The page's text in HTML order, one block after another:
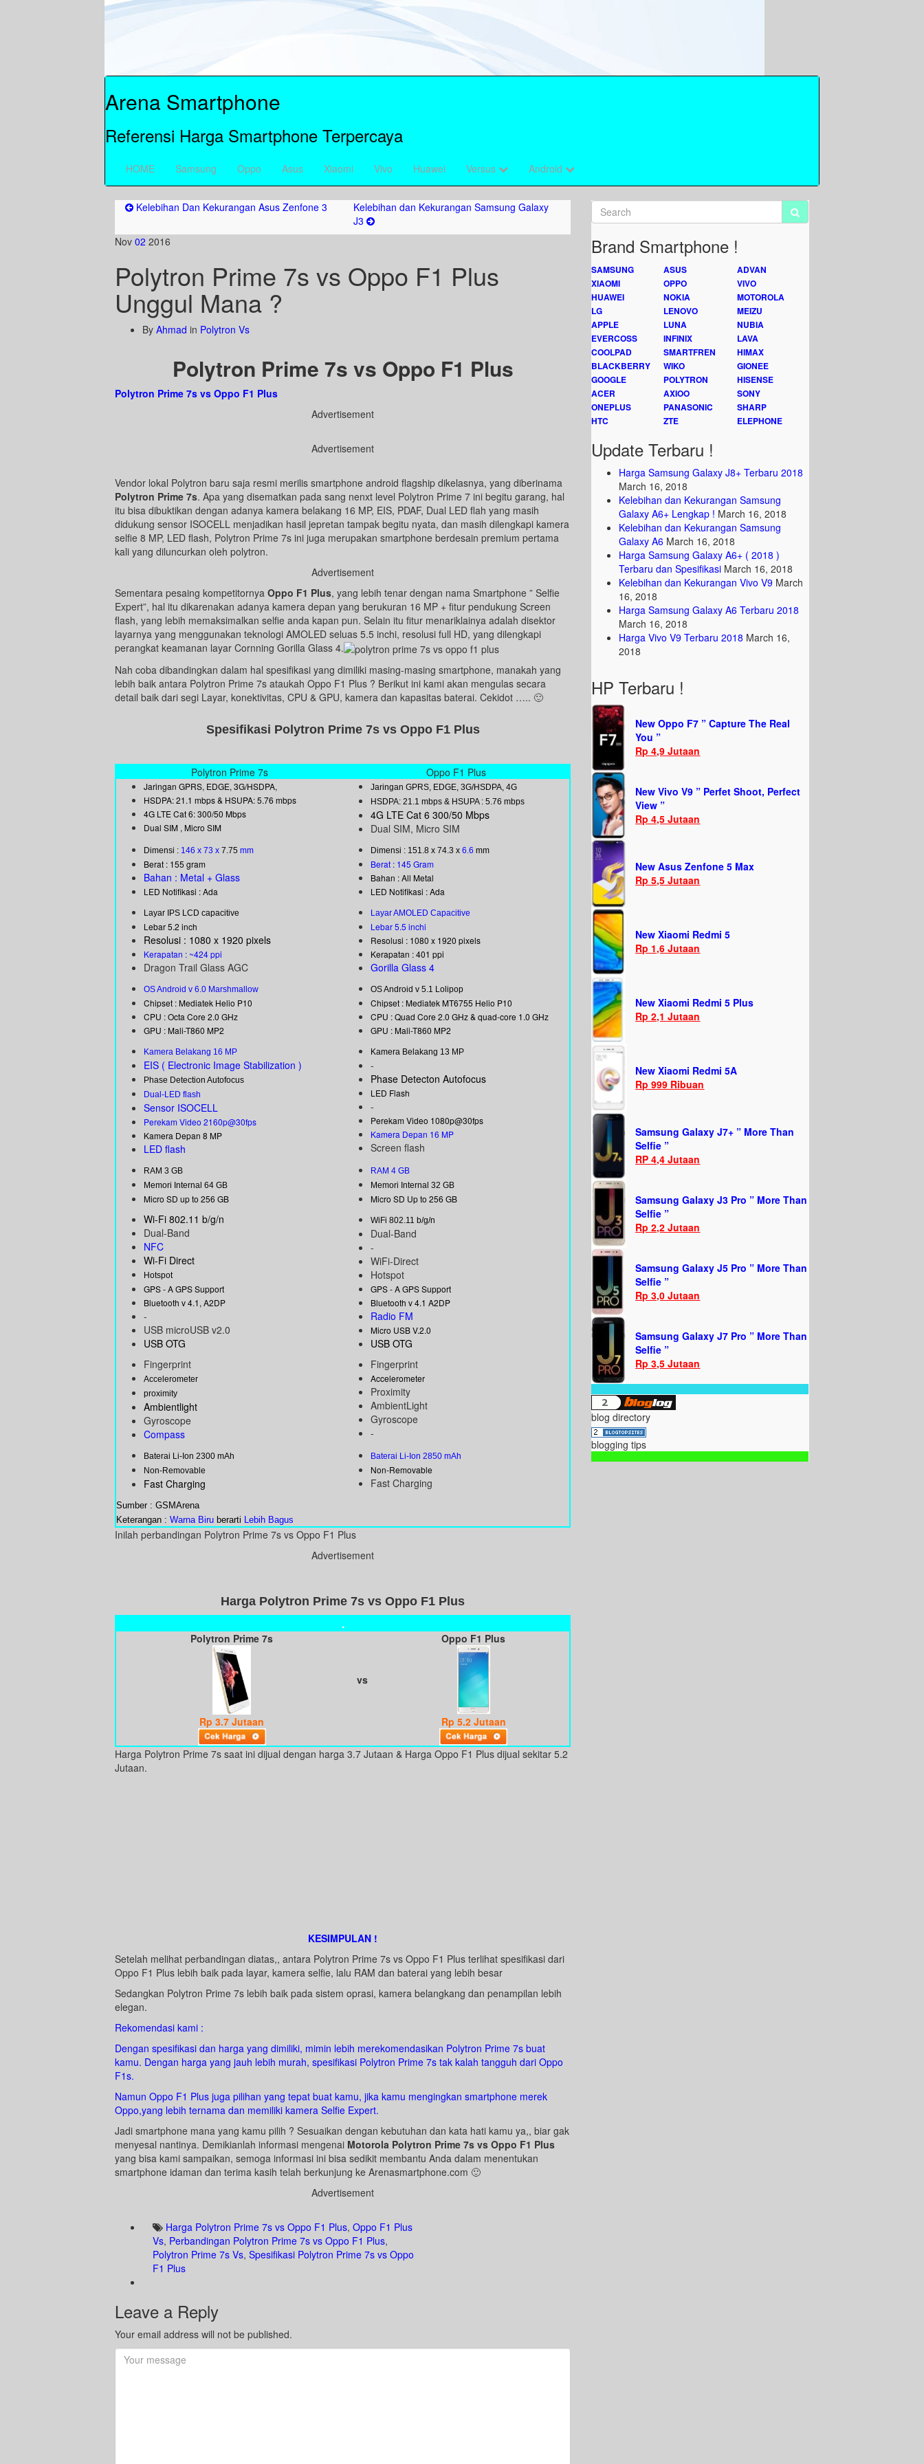
Arena Smartphone
Referensi Harga Smartphone Terpercaya
HOME Samsung Oppo Asus Xiaomi Vivo Huawei Versus Android
Kelebihan Dan Kekurangan Asus Zenfone 3
Kelebihan dan Kekurangan Samsung Galaxy
J3
Nov 02 2016
Polytron Prime 7s vs Oppo F1 Plus
Unggul Mana ?
By Ahmad in Polytron Vs
Polytron Prime 7s vs Oppo F1 Plus
Polytron Prime 7s vs Oppo F1 Plus
Advertisement
Advertisement
Vendor lokal Polytron baru saja resmi merilis smartphone android flagship dikelasnya, yang diberinama
Polytron Prime 7s. Apa yang disematkan pada sang nenxt level Polytron Prime 7 ini begitu garang, hal
itu bisa dibuktikan dengan adanya kamera belakang 16 MP, EIS, PDAF, Dual LED flah yang masih
didukung sensor ISOCELL menjadikan hasil jepretan tampak begitu nyata, dan masih dilengkapi kamera
selfie 8 MP, LED flash, Polytron Prime 7s ini juga merupakan smartphone berdesain premium pertama
kali yang diluncurkan oleh polytron.
Advertisement
Sementara pesaing kompetitornya Oppo F1 Plus, yang lebih tenar dengan nama Smartphone ” Selfie
Expert”, hal itu dikarenakan adanya kamera depan yang berukuran 16 MP + fitur pendukung Screen
flash, yang lebih memaksimalkan selfie anda kapan pun. Selain itu fitur menariklainya adalah disektor
layarnya yang menggunakan teknologi AMOLED seluas 5.5 inchi, resolusi full HD, yang dilengkapi
perangkat keamanan layar Cornning Gorilla Glass 4.
Nah coba dibandingkan dalam hal spesifikasi yang dimiliki masing-masing smartphone, manakah yang
lebih baik antara Polytron Prime 7s ataukah Oppo F1 Plus ? Berikut ini kami akan mengulas secara
detail baik dari segi Layar, konektivitas, CPU & GPU, kamera dan kapasitas baterai. Cekidot ….. 🙂
Spesifikasi Polytron Prime 7s vs Oppo F1 Plus
Polytron Prime 7s Oppo F1 Plus
Jaringan GPRS, EDGE, 3G/HSDPA,
HSDPA: 21.1 mbps & HSUPA: 5.76 mbps
4G LTE Cat 6: 300/50 Mbps
Dual SIM , Micro SIM
Jaringan GPRS, EDGE, 3G/HSDPA, 4G
HSDPA: 21.1 mbps & HSUPA : 5.76 mbps
4G LTE Cat 6 300/50 Mbps
Dual SIM, Micro SIM
Dimensi : 146 x 73 x 7.75 mm
Berat : 155 gram
Bahan : Metal + Glass
LED Notifikasi : Ada
Dimensi : 151.8 x 74.3 x 6.6 mm
Berat : 145 Gram
Bahan : All Metal
LED Notifikasi : Ada
Layar IPS LCD capacitive
Lebar 5.2 inch
Resolusi : 1080 x 1920 pixels
Kerapatan : ~424 ppi
Dragon Trail Glass AGC
Layar AMOLED Capacitive
Lebar 5.5 inchi
Resolusi : 1080 x 1920 pixels
Kerapatan : 401 ppi
Gorilla Glass 4
OS Android v 6.0 Marshmallow
Chipset : Mediatek Helio P10
CPU : Octa Core 2.0 GHz
GPU : Mali-T860 MP2
OS Android v 5.1 Lolipop
Chipset : Mediatek MT6755 Helio P10
CPU : Quad Core 2.0 GHz & quad-core 1.0 GHz
GPU : Mali-T860 MP2
Kamera Belakang 16 MP
EIS ( Electronic Image Stabilization )
Phase Detection Autofocus
Dual-LED flash
Sensor ISOCELL
Perekam Video 2160p@30fps
Kamera Depan 8 MP
LED flash
Kamera Belakang 13 MP
-
Phase Detecton Autofocus
LED Flash
-
Perekam Video 1080p@30fps
Kamera Depan 16 MP
Screen flash
RAM 3 GB
Memori Internal 64 GB
Micro SD up to 256 GB
RAM 4 GB
Memori Internal 32 GB
Micro SD Up to 256 GB
Wi-Fi 802.11 b/g/n
Dual-Band
NFC
Wi-Fi Direct
Hotspot
GPS - A GPS Support
Bluetooth v 4.1, A2DP
-
USB microUSB v2.0
USB OTG
WiFi 802.11 b/g/n
Dual-Band
-
WiFi-Direct
Hotspot
GPS - A GPS Support
Bluetooth v 4.1 A2DP
Radio FM
Micro USB V.2.0
USB OTG
Fingerprint
Accelerometer
proximity
Ambientlight
Gyroscope
Compass
Fingerprint
Accelerometer
Proximity
AmbientLight
Gyroscope
-
Baterai Li-Ion 2300 mAh
Non-Removable
Fast Charging
Baterai Li-Ion 2850 mAh
Non-Removable
Fast Charging
Sumber : GSMArena
Keterangan : Warna Biru berarti Lebih Bagus
Inilah perbandingan Polytron Prime 7s vs Oppo F1 Plus
Advertisement
Harga Polytron Prime 7s vs Oppo F1 Plus
.
Polytron Prime 7s Oppo F1 Plus
vs
Rp 3.7 Jutaan Rp 5.2 Jutaan
Harga Polytron Prime 7s saat ini dijual dengan harga 3.7 Jutaan & Harga Oppo F1 Plus dijual sekitar 5.2
Jutaan.
KESIMPULAN !
Setelah melihat perbandingan diatas,, antara Polytron Prime 7s vs Oppo F1 Plus terlihat spesifikasi dari
Oppo F1 Plus lebih baik pada layar, kamera selfie, lalu RAM dan baterai yang lebih besar
Sedangkan Polytron Prime 7s lebih baik pada sistem oprasi, kamera belangkang dan penampilan lebih
elegan.
Rekomendasi kami :
Dengan spesifikasi dan harga yang dimiliki, mimin lebih merekomendasikan Polytron Prime 7s buat
kamu. Dengan harga yang jauh lebih murah, spesifikasi Polytron Prime 7s tak kalah tangguh dari Oppo
F1s.
Namun Oppo F1 Plus juga pilihan yang tepat buat kamu, jika kamu mengingkan smartphone merek
Oppo,yang lebih ternama dan memiliki kamera Selfie Expert.
Jadi smartphone mana yang kamu pilih ? Sesuaikan dengan kebutuhan dan kata hati kamu ya,, biar gak
menyesal nantinya. Demikianlah informasi mengenai Motorola Polytron Prime 7s vs Oppo F1 Plus
yang bisa kami sampaikan, semoga informasi ini bisa sedikit membantu Anda dalam menentukan
smartphone idaman dan terima kasih telah berkunjung ke Arenasmartphone.com 🙂
Advertisement
Harga Polytron Prime 7s vs Oppo F1 Plus, Oppo F1 Plus
Vs, Perbandingan Polytron Prime 7s vs Oppo F1 Plus,
Polytron Prime 7s Vs, Spesifikasi Polytron Prime 7s vs Oppo
F1 Plus
Leave a Reply
Your email address will not be published.
Brand Smartphone !
SAMSUNG ASUS
ADVAN
XIAOMI
OPPO
VIVO
HUAWEI
NOKIA
MOTOROLA
LG
LENOVO
MEIZU
APPLE
LUNA
NUBIA
EVERCOSS
INFINIX
LAVA
COOLPAD
SMARTFREN
HIMAX
BLACKBERRY
WIKO
GIONEE
GOOGLE
POLYTRON
HISENSE
ACER
AXIOO
SONY
ONEPLUS
PANASONIC
SHARP
HTC
ZTE ELEPHONE
Update Terbaru !
Harga Samsung Galaxy J8+ Terbaru 2018
March 16, 2018
Kelebihan dan Kekurangan Samsung
Galaxy A6+ Lengkap ! March 16, 2018
Kelebihan dan Kekurangan Samsung
Galaxy A6 March 16, 2018
Harga Samsung Galaxy A6+ ( 2018 )
Terbaru dan Spesifikasi March 16, 2018
Kelebihan dan Kekurangan Vivo V9 March
16, 2018
Harga Samsung Galaxy A6 Terbaru 2018
March 16, 2018
Harga Vivo V9 Terbaru 2018 March 16,
2018
HP Terbaru !
New Oppo F7 ” Capture The Real
You ”
Rp 4,9 Jutaan
New Vivo V9 ” Perfet Shoot, Perfect
View ”
Rp 4,5 Jutaan
New Asus Zenfone 5 Max
Rp 5,5 Jutaan
New Xiaomi Redmi 5
Rp 1,6 Jutaan
New Xiaomi Redmi 5 Plus
Rp 2,1 Jutaan
New Xiaomi Redmi 5A
Rp 999 Ribuan
Samsung Galaxy J7+ ” More Than
Selfie ”
RP 4,4 Jutaan
Samsung Galaxy J3 Pro ” More Than
Selfie ”
Rp 2,2 Jutaan
Samsung Galaxy J5 Pro ” More Than
Selfie ”
Rp 3,0 Jutaan
Samsung Galaxy J7 Pro ” More Than
Selfie ”
Rp 3,5 Jutaan
blog directory
blogging tips